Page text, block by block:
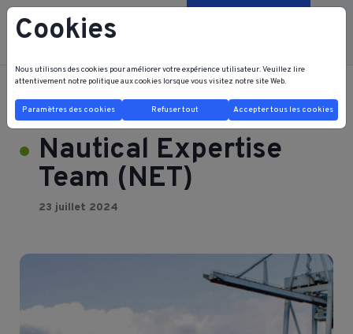
FRB FRI HOME NOUVELLES Nautical Expertise Team (NET)
Nautical Expertise
Team (NET)
23 juillet 2024
Cookies
Nous utilisons des cookies pour améliorer votre expérience utilisateur. Veuillez lire
attentivement notre politique aux cookies lorsque vous visitez notre site Web.
Paramètres des cookies Refuser tout Accepter tous les cookies